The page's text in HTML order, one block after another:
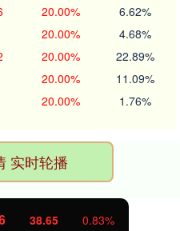
20.00% 6.62%
20.00% 4.68%
20.00% 22.89%
20.00% 11.09%
20.00% 1.76%
实时轮播
38.65 0.83%